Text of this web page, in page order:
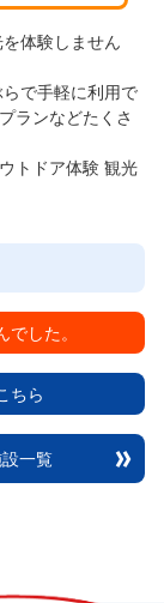
体験しません
で手軽に利用で
ランなどたくさ
トドア体験 観光
した。
ちら
一覧